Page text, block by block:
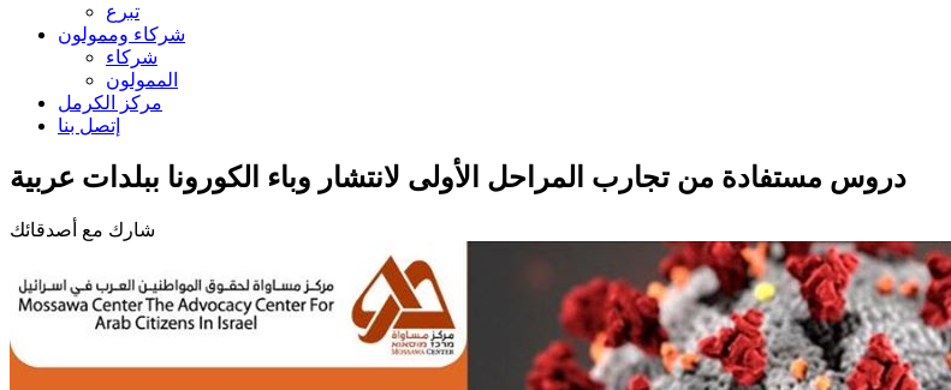
تبرع
شركاء وممولون
شركاء
الممولون
مركز الكرمل
إتصل بنا
دروس مستفادة من تجارب المراحل الأولى لانتشار وباء الكورونا ببلدات عربية
شارك مع أصدقائك